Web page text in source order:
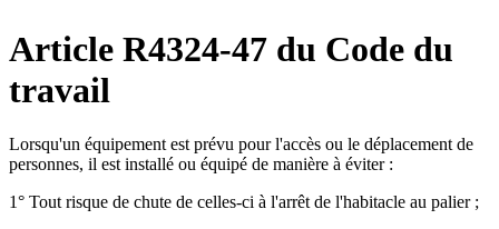
Article R4324-47 du Code du
travail
Lorsqu'un équipement est prévu pour l'accès ou le déplacement de
personnes, il est installé ou équipé de manière à éviter :
1° Tout risque de chute de celles-ci à l'arrêt de l'habitacle au palier ;